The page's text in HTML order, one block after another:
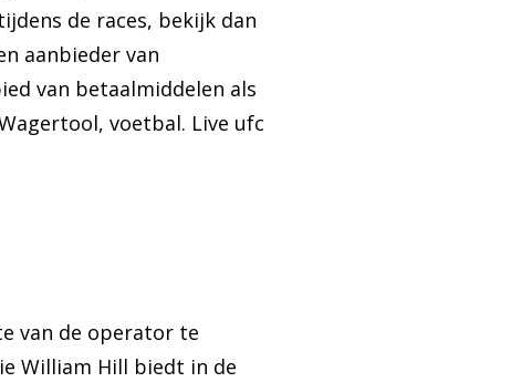
de races, bekijk dan
aanbieder van
van betaalmiddelen als
voetbal. Live ufc
van de operator te
William Hill biedt in de